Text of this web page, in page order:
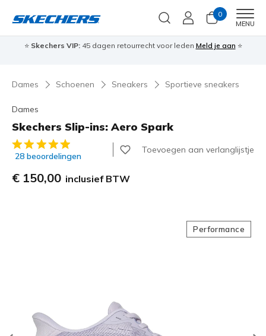
0
MENU
⭐ Skechers VIP:45 dagen retourrecht voor leden Meld je aan ⭐
Dames Schoenen Sneakers Sportieve sneakers
Dames
Skechers Slip-ins: Aero Spark
3,9 van de 5 klantbeoordelingen
28 beoordelingen
Toevoegen aan verlanglijstje
€ 150,00 inclusief BTW
Performance